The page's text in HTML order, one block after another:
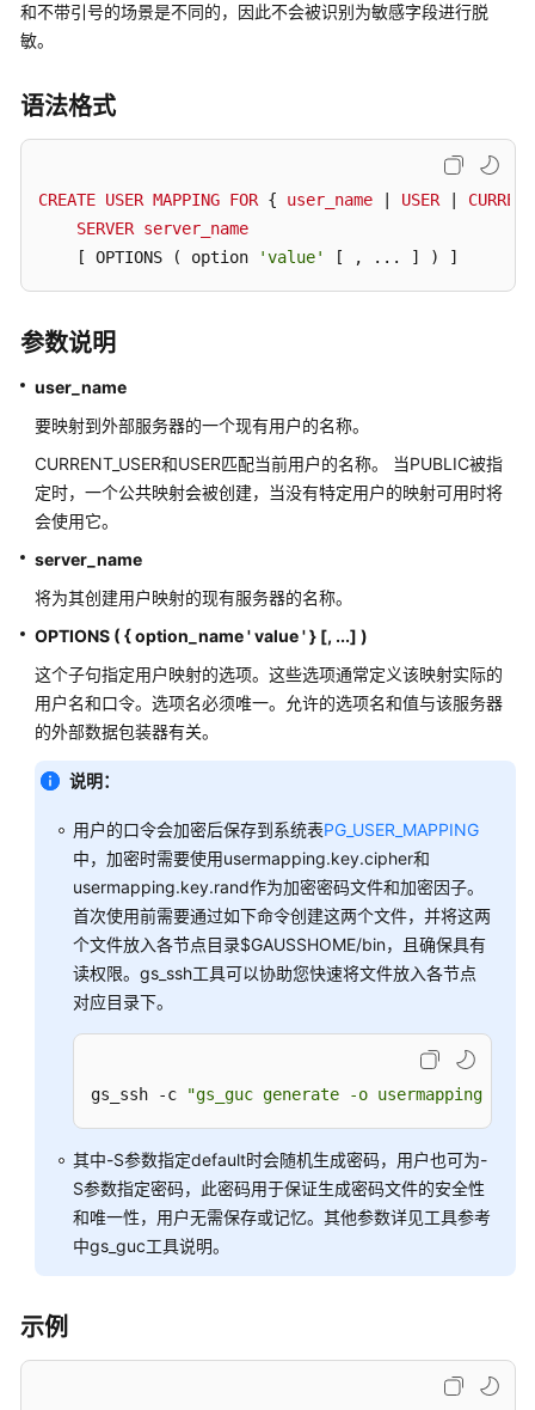
说
快
指
发
指
开
发
指
（分
布
式
10.x）
开
指
南
式
_V2.0-
10.x）
开
布
式
_V2.0-
8.x）
和不带引号的场景是不同的，因此不会被识别为敏感字段进行脱
敏。
语法格式
CREATE USER MAPPING FOR { user_name USER
SERVER server_name
[ OPTIONS ( option
'value' [ , ... ] ) ]
参数说明
user_name
要映射到外部服务器的一个现有用户的名称。
CURRENT_USER和USER匹配当前用户的名称。 当PUBLIC被指
定时，一个公共映射会被创建，当没有特定用户的映射可用时将
会使用它。
server_name
将为其创建用户映射的现有服务器的名称。
OPTIONS ( { option_name ' value ' } [, ...] )
这个子句指定用户映射的选项。这些选项通常定义该映射实际的
用户名和口令。选项名必须唯一。允许的选项名和值与该服务器
的外部数据包装器有关。
说明：
用户的口令会加密后保存到系统表PG_USER_MAPPING
中，加密时需要使用usermapping.key.cipher和
usermapping.key.rand作为加密密码文件和加密因子。
首次使用前需要通过如下命令创建这两个文件，并将这两
个文件放入各节点目录$GAUSSHOME/bin，且确保具有
读权限。gs_ssh工具可以协助您快速将文件放入各节点
对应目录下。
gs_ssh -c "gs_guc generate -o usermapping -S
其中-S参数指定default时会随机生成密码，用户也可为-
S参数指定密码，此密码用于保证生成密码文件的安全性
和唯一性，用户无需保存或记忆。其他参数详见工具参考
中gs_guc工具说明。
示例